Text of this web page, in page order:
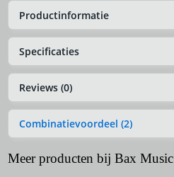
Productinformatie
Specificaties
Reviews (0)
Combinatievoordeel (2)
Meer producten bij Bax Music